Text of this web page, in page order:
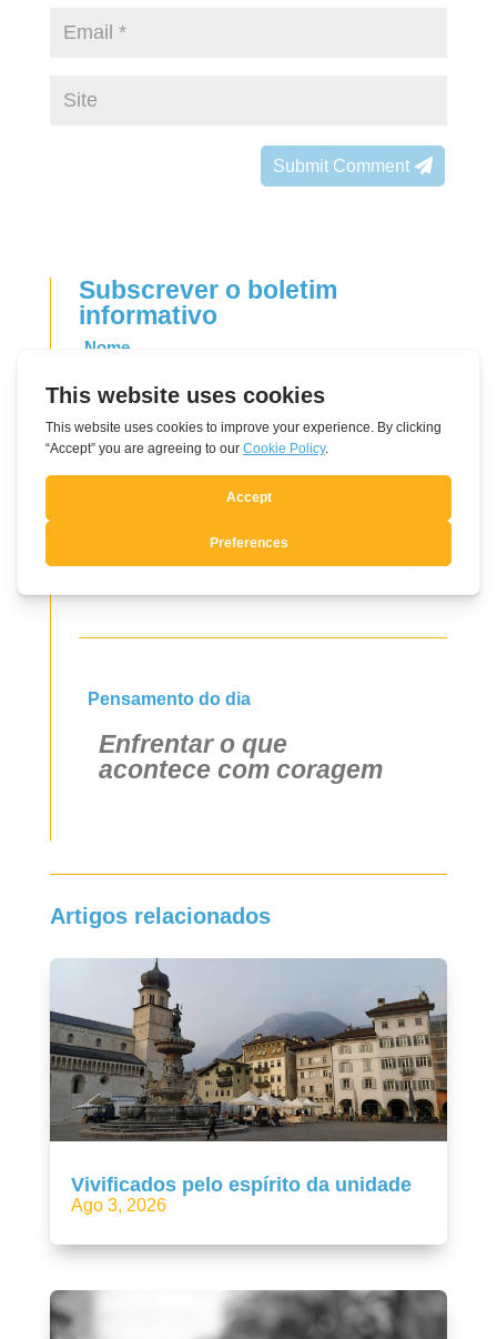
Submit Comment
Subscrever o boletim
informativo
Leave
field
blank
Nome
Língua
Sim, quero registar-me
Pensamento do dia
Enfrentar o que
acontece com coragem
Artigos relacionados
Vivificados pelo espírito da unidade
Ago 3, 2026